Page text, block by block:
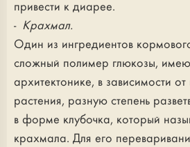
привести к диарее.
- Крахмал.
Один из ингредиентов
сложный полимер глюкозы,
архитектонике, в зависимости
растения, разную степень
в форме клубочка, который
крахмала. Для его